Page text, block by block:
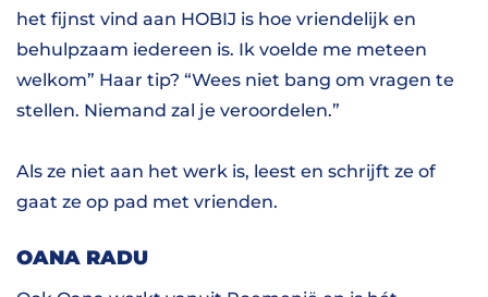
het fijnst vind aan HOBIJ is hoe vriendelijk en
behulpzaam iedereen is. Ik voelde me meteen
welkom” Haar tip? “Wees niet bang om vragen te
stellen. Niemand zal je veroordelen.”
Als ze niet aan het werk is, leest en schrijft ze of
gaat ze op pad met vrienden.
OANA RADU